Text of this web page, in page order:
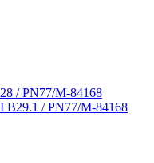
/ PN77/M-84168
B29.1 / PN77/M-84168